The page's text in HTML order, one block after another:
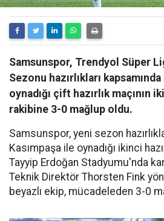
Samsunspor, Trendyol Süper
Sezonu hazırlıkları
oynadığı çift hazırlık maçının
rakibine 3-0 mağlup oldu.
Samsunspor, yeni sezon
Kasımpaşa ile oynadığı ikinci
Tayyip Erdoğan Stadyumu'nda
Teknik Direktör Thorsten Fink
beyazlı ekip, mücadeleden 3-0